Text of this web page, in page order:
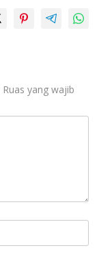
Ruas yang wajib